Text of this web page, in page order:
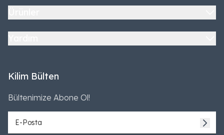
Kilim Bülten
Bültenimize Abone Ol!